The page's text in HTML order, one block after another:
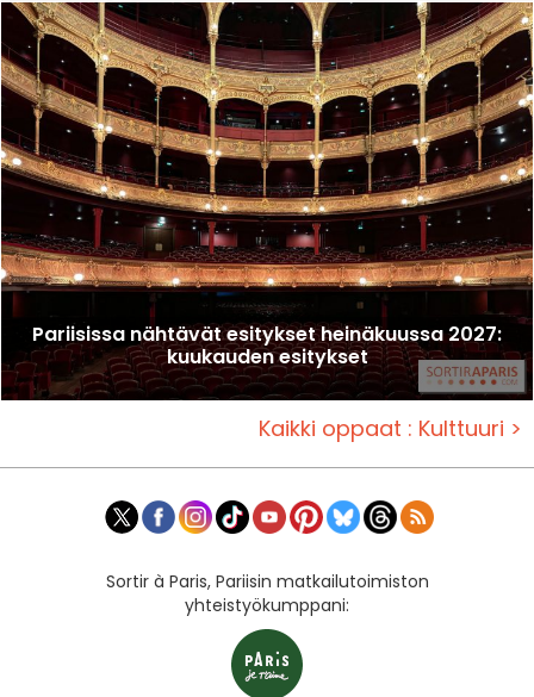
Pariisissa nähtävät esitykset heinäkuussa 2027:
kuukauden esitykset
Kaikki oppaat : Kulttuuri >
Sortir à Paris, Pariisin matkailutoimiston
yhteistyökumppani: